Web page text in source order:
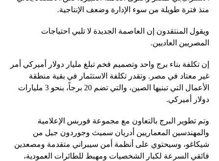
منذ فترة طويلة من سوء الإدارة وضعف الإنتاجية.
ويقول المنتقدون إن العاصمة الجديدة لا تلبي احتياجات
المصريين العاديين.
إن تكلفة بناء برج واحد وتصميم فخم تبلغ مليار دولار أميركي أمر
غير معتاد في مصر. وتقدر تكلفة الاستثمار في بقية منطقة
الأعمال التي تبنيها الصين، والتي تضم 20 برجاً، بنحو 3 مليارات
دولار أميركي.
وتم تطوير البرج بالتعاون مع مجموعة فوربس الإعلامية
والمهندسين المعماريين أدريان سميث وجوردون جيل من
شيكاغو، وسيحتوي على أنظمة أمن سيبراني متقدمة ومصعدين
فائقي السرعة لكبار الشخصيات ومهبط للطائرات العمودية،